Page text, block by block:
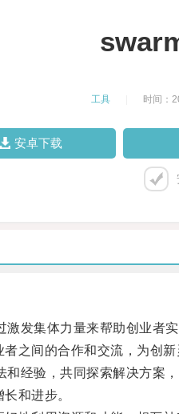
工具 时间：
安卓下载
发集体力量来帮助创业者实
间的合作和交流，为创新
验，共同探索解决方案，
和进步。